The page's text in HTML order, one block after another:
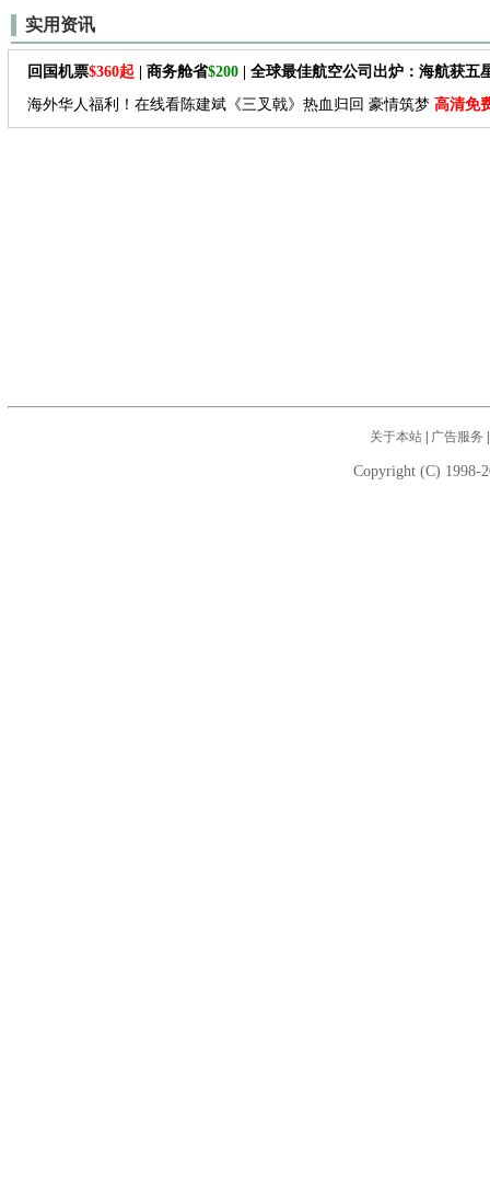
实用资讯
回国机票$360起 | 商务舱省$200 | 全球最佳航空公司出炉：海航获五
海外华人福利！在线看陈建斌《三叉戟》热血归回 豪情筑梦 高清免
关于本站| 广告服务
Copyright (C) 1998-